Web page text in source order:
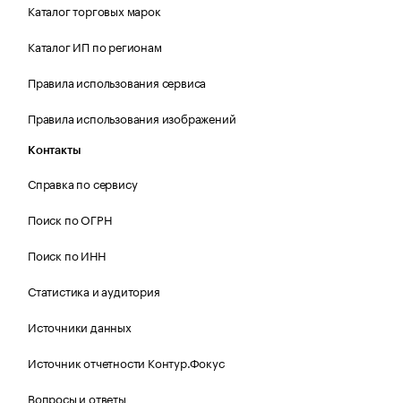
Каталог торговых марок
Каталог ИП по регионам
Правила использования сервиса
Правила использования изображений
Контакты
Справка по сервису
Поиск по ОГРН
Поиск по ИНН
Статистика и аудитория
Источники данных
Источник отчетности Контур.Фокус
Вопросы и ответы